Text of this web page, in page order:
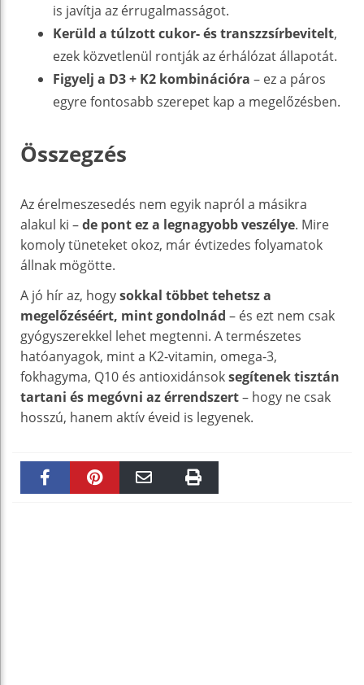
is javítja az érrugalmasságot.
Kerüld a túlzott cukor- és transzzsírbevitelt,
ezek közvetlenül rontják az érhálózat állapotát.
Figyelj a D3 + K2 kombinációra – ez a páros
egyre fontosabb szerepet kap a megelőzésben.
Összegzés
Az érelmeszesedés nem egyik napról a másikra
alakul ki –de pont ez a legnagyobb veszélye. Mire
komoly tüneteket okoz, már évtizedes folyamatok
állnak mögötte.
A jó hír az, hogysokkal többet tehetsz a
megelőzéséért, mint gondolnád – és ezt nem csak
gyógyszerekkel lehet megtenni. A természetes
hatóanyagok, mint a K2-vitamin, omega-3,
fokhagyma, Q10 és antioxidánsoksegítenek tisztán
tartani és megóvni az érrendszert– hogy ne csak
hosszú, hanem aktív éveid is legyenek.